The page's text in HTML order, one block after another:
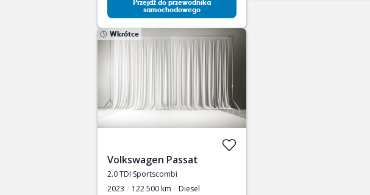
Przejdź do przewodnika
samochodowego
Wkrótce
Volkswagen Passat
2.0 TDI Sportscombi
2023
122 500 km
Diesel